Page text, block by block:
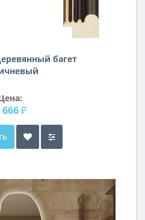
багет
666 ₽